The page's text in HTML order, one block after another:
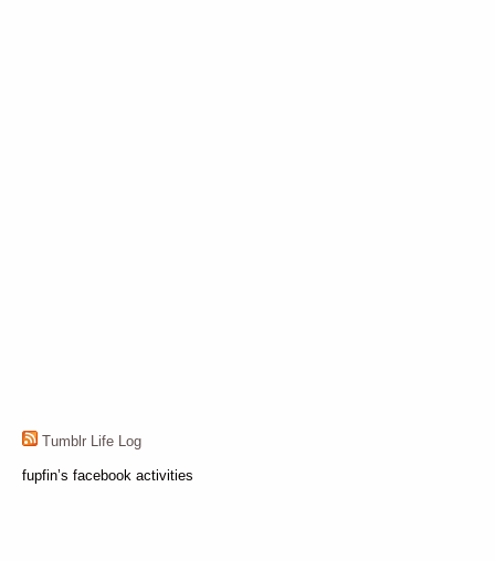
Tumblr Life Log
fupfin’s facebook activities